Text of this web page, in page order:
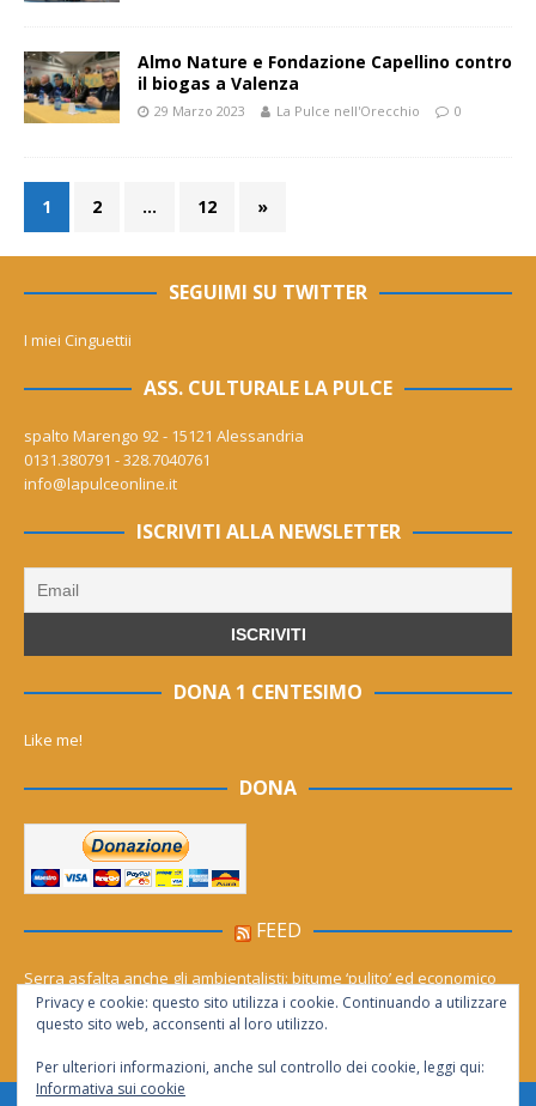
Almo Nature e Fondazione Capellino contro
il biogas a Valenza
29 Marzo 2023 La Pulce nell'Orecchio 0
1 2 … 12 »
SEGUIMI SU TWITTER
I miei Cinguettii
ASS. CULTURALE LA PULCE
spalto Marengo 92 - 15121 Alessandria
0131.380791 - 328.7040761
info@lapulceonline.it
ISCRIVITI ALLA NEWSLETTER
DONA 1 CENTESIMO
Like me!
DONA
FEED
Serra asfalta anche gli ambientalisti: bitume ‘pulito’ ed economico
Le migliori agenzie Meta Ads in Italia nel 2026
Privacy e cookie: questo sito utilizza i cookie. Continuando a utilizzare
questo sito web, acconsenti al loro utilizzo.
Per ulteriori informazioni, anche sul controllo dei cookie, leggi qui:
Informativa sui cookie